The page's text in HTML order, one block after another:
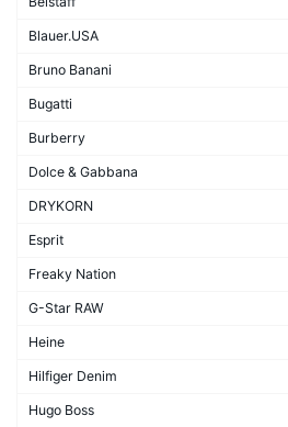
Blauer.USA
Bruno Banani
Bugatti
Burberry
Dolce & Gabbana
DRYKORN
Esprit
Freaky Nation
G-Star RAW
Heine
Hilfiger Denim
Hugo Boss